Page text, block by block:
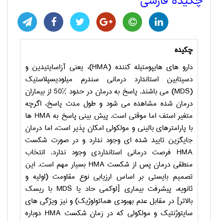
چکیده
دارو های هایپومتیله کننده (HMA)، یعنی آزاسایتیدین و
دسیتابین استاندارد درمانی سندرم میلودیسپلاستیک
(MDS) می باشند. پاسخ به درمان در حدود 50% از بیماران
درمان شده مشاهده می شود و طول مدت پاسخ، اگرچه
متغیر استف اما موقتی است. پیش بینی پاسخ بهHMA ها
با پارامترهای بالینی و مولکولی امکان پذیر است، اما درمان
جایگزین تایید شده ای وجود ندارد و در صورت شکست
HMA فرصت درمانی استانداردی وجود ندارد. انتخاب
منطقی درمان پس از شکست HMA بسیار مهم است. این
تصمیم بایستی بر اساس ارزیابی نوع مقاومت (اولیه و
ثانویه، پیشرفت بیماری [لوکمی حاد یا MDS با ریسک
بالاتر] در مقابل عدم بهبودی هماتولوژیک) و نیز ویژگی های
سایتوژنتیک و مولکولی که در زمان شکستHMA دوباره